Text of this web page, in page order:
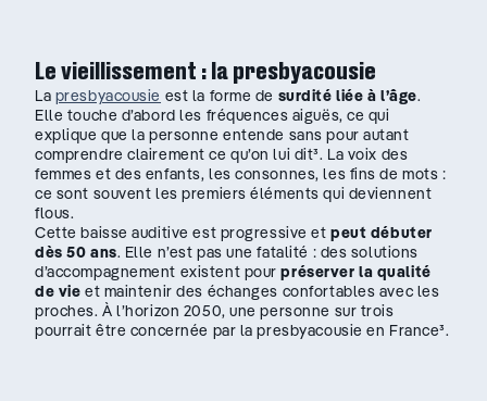
Le vieillissement : la presbyacousie
La presbyacousie est la forme de surdité liée à l’âge.
Elle touche d’abord les fréquences aiguës, ce qui
explique que la personne entende sans pour autant
comprendre clairement ce qu’on lui dit³. La voix des
femmes et des enfants, les consonnes, les fins de mots :
ce sont souvent les premiers éléments qui deviennent
flous.
Cette baisse auditive est progressive etpeut débuter
dès 50 ans. Elle n’est pas une fatalité : des solutions
d’accompagnement existent pourpréserver la qualité
de vie et maintenir des échanges confortables avec les
proches. À l’horizon 2050, une personne sur trois
pourrait être concernée par la presbyacousie en France³.